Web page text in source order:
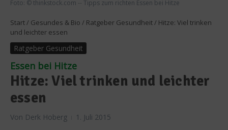
Foto: © thinkstock.com -- Tipps zum richten Essen bei Hitze
Start / Gesundes & Bio / Ratgeber Gesundheit / Hitze: Viel trinken
und leichter essen
Ratgeber Gesundheit
Essen bei Hitze
Hitze: Viel trinken und leichter
essen
Von Derk Hoberg 1. Juli 2015